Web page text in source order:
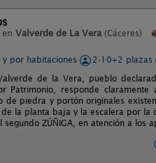
Valverde de La Vera (Cáceres)
por habitaciones 2-10+2 plazas
de la Vera, pueblo
Patrimonio, responde
de piedra y portón originales
la planta baja y la escalera por
segundo ZÚÑIGA, en atención a los